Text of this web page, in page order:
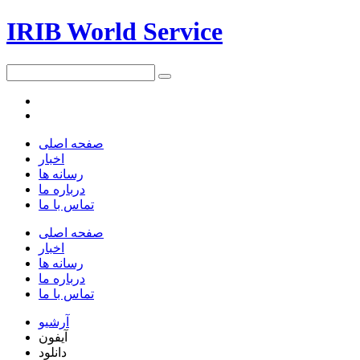
IRIB World Service
صفحه اصلی
اخبار
رسانه ها
درباره ما
تماس با ما
صفحه اصلی
اخبار
رسانه ها
درباره ما
تماس با ما
آرشیو
آیفون
دانلود